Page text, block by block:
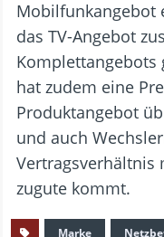
Mobilfunkangebot
das TV-Angebot
Komplettangebots
hat zudem eine
Produktangebot
und auch
Vertragsverhältnis
zugute kommt.
Marke